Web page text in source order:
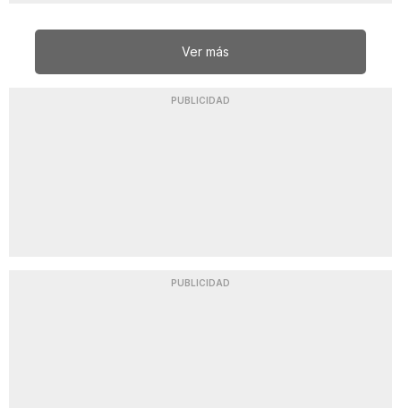
Ver más
PUBLICIDAD
PUBLICIDAD